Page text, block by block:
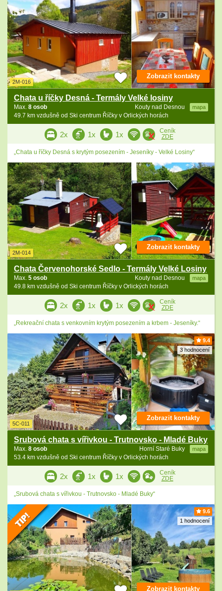
2M-016
Chata u říčky Desná - Termály Velké losiny
Kouty nad Desnou mapa
Max. 8 osob
49.7 km vzdušně od Ski centrum Říčky v Orlických horách
Zobrazit kontakty
2x 1x 1x
Ceník
ZDE
„Chata u říčky Desná s krytým posezením - Jeseníky - Velké Losiny“
2M-014
Chata Červenohorské Sedlo - Termály Velké Losiny
Kouty nad Desnou mapa
Max. 5 osob
49.8 km vzdušně od Ski centrum Říčky v Orlických horách
Zobrazit kontakty
2x 1x 1x
Ceník
ZDE
„Rekreační chata s venkovním krytým posezením a krbem - Jeseníky.“
9.4
3 hodnocení
5C-011
Srubová chata s vířivkou - Trutnovsko - Mladé Buky
Horní Staré Buky mapa
Max. 8 osob
53.4 km vzdušně od Ski centrum Říčky v Orlických horách
Zobrazit kontakty
2x 1x 1x
Ceník
ZDE
„Srubová chata s vířivkou - Trutnovsko - Mladé Buky“
9.6
1 hodnocení
Zobrazit kontakty